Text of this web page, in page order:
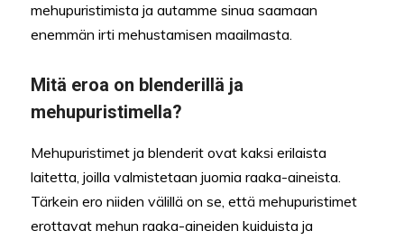
mehupuristimista ja autamme sinua saamaan
enemmän irti mehustamisen maailmasta.
Mitä eroa on blenderillä ja
mehupuristimella?
Mehupuristimet ja blenderit ovat kaksi erilaista
laitetta, joilla valmistetaan juomia raaka-aineista.
Tärkein ero niiden välillä on se, että mehupuristimet
erottavat mehun raaka-aineiden kuiduista ja